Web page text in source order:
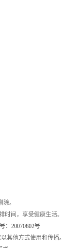
。
间，享受健康生活。
：20070802号
其他方式使用和传播。